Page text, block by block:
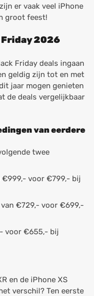
er vaak veel iPhone
groot feest!
2026
Friday deals ingaan
geldig zijn tot en met
jaar mogen genieten
de deals vergelijkbaar
van eerdere
twee
€999,- voor €799,- bij
€729,- voor €699,-
voor €655,- bij
en de iPhone XS
verschil? Ten eerste